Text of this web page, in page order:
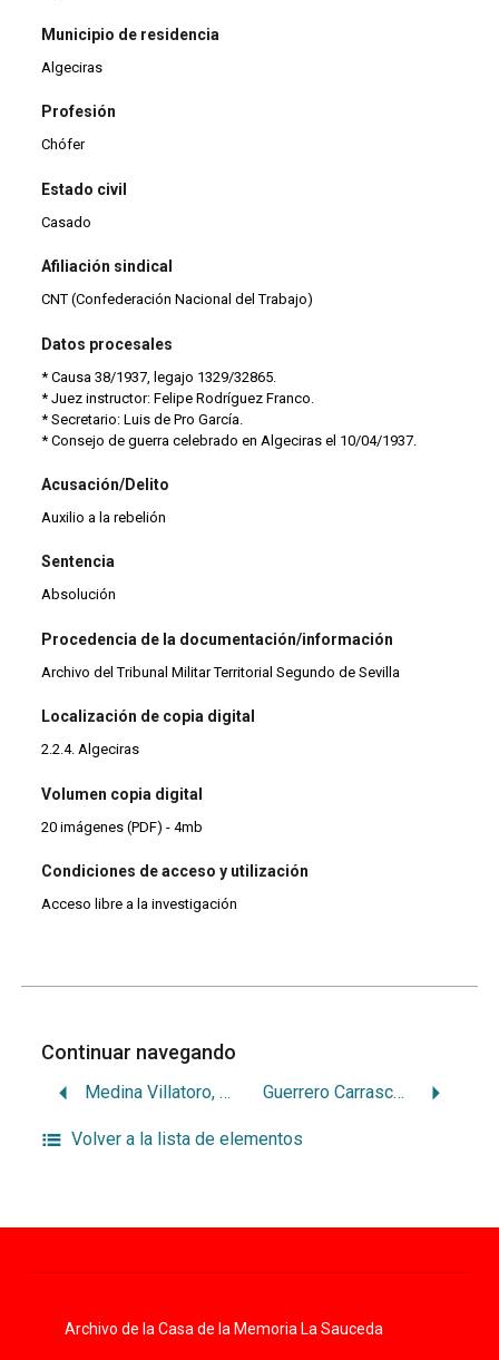
Municipio de residencia
Algeciras
Profesión
Chófer
Estado civil
Casado
Afiliación sindical
CNT (Confederación Nacional del Trabajo)
Datos procesales
* Causa 38/1937, legajo 1329/32865.
* Juez instructor: Felipe Rodríguez Franco.
* Secretario: Luis de Pro García.
* Consejo de guerra celebrado en Algeciras el 10/04/1937.
Acusación/Delito
Auxilio a la rebelión
Sentencia
Absolución
Procedencia de la documentación/información
Archivo del Tribunal Militar Territorial Segundo de Sevilla
Localización de copia digital
2.2.4. Algeciras
Volumen copia digital
20 imágenes (PDF) - 4mb
Condiciones de acceso y utilización
Acceso libre a la investigación
Continuar navegando
Medina Villatoro, Francisco Guerrero Carrasco, Ángel
Volver a la lista de elementos
Archivo de la Casa de la Memoria La Sauceda